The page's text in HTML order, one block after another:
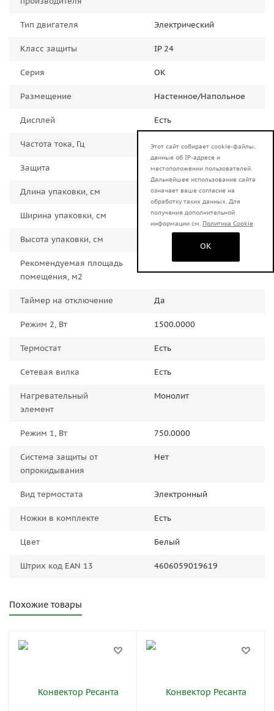
Тип двигателя Электрический
Класс защиты IP 24
Серия ОК
Размещение Настенное/Напольное
Дисплей Есть
Частота тока, Гц 50.0000
Защита от перегрева
Длина упаковки, см 66.0000
Ширина упаковки, см 12.0000
Высота упаковки, см
Рекомендуемая площадь
помещения, м2
15.0000
Таймер на отключение Да
Режим 2, Вт 1500.0000
Термостат Есть
Сетевая вилка Есть
Нагревательный
элемент
Монолит
Режим 1, Вт 750.0000
Система защиты от
опрокидывания
Нет
Вид термостата Электронный
Ножки в комплекте Есть
Цвет Белый
Штрих код EAN 13 4606059019619
Похожие товары
Этот сайт собирает cookie-файлы,
данные об IP-адресе и
местоположении пользователей.
Дальнейшее использование сайта
означает ваше согласие на
обработку таких данных. Для
получения дополнительной
информации см. Политика Cookie
OK